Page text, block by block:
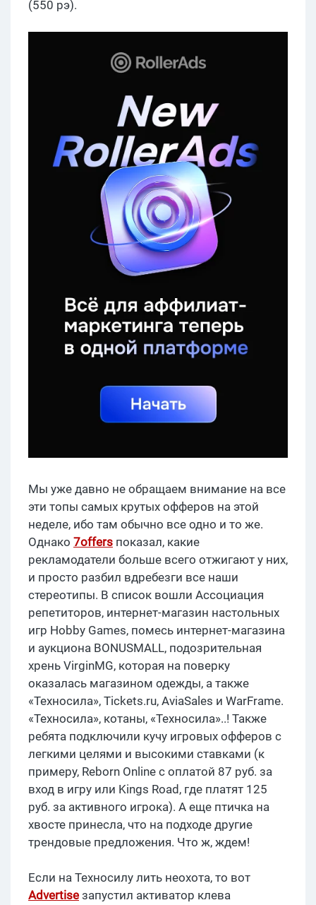
(550 рэ).
Мы уже давно не обращаем внимание на все
эти топы самых крутых офферов на этой
неделе, ибо там обычно все одно и то же.
Однако 7offers показал, какие
рекламодатели больше всего отжигают у них,
и просто разбил вдребезги все наши
стереотипы. В список вошли Ассоциация
репетиторов, интернет-магазин настольных
игр Hobby Games, помесь интернет-магазина
и аукциона BONUSMALL, подозрительная
хрень VirginMG, которая на поверку
оказалась магазином одежды, а также
«Техносила», Tickets.ru, AviaSales и WarFrame.
«Техносила», котаны, «Техносила»..! Также
ребята подключили кучу игровых офферов с
легкими целями и высокими ставками (к
примеру, Reborn Online с оплатой 87 руб. за
вход в игру или Kings Road, где платят 125
руб. за активного игрока). А еще птичка на
хвосте принесла, что на подходе другие
трендовые предложения. Что ж, ждем!
Если на Техносилу лить неохота, то вот
Advertise запустил активатор клева